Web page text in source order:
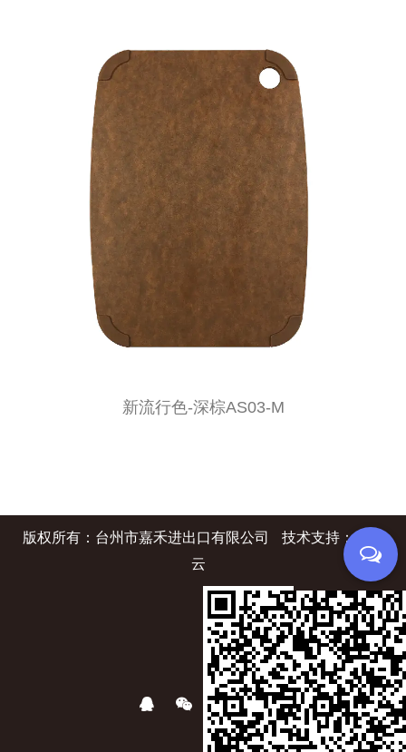
新流行色-深棕AS03-M
版权所有：台州市嘉禾进出口有限公司
技术支持：转单
云